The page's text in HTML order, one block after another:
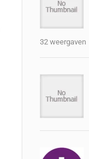
32 weergaven